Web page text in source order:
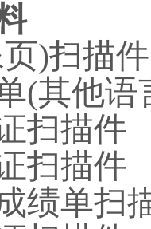
)扫描件
(其他
扫描件
扫描件
绩单扫